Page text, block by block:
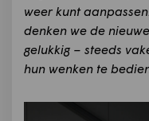
weer kunt
denken we de
gelukkig – steeds
hun wenken te